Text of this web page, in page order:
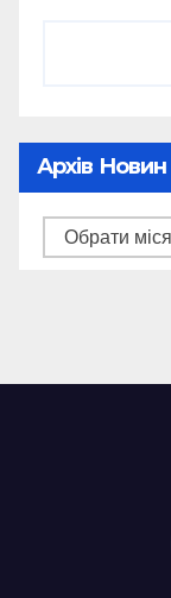
Архів Новин
Архів